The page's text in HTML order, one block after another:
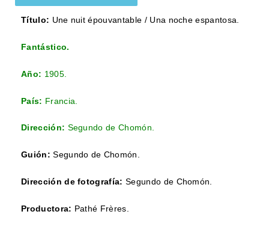
Título: Une nuit épouvantable / Una noche espantosa.
Fantástico.
Año: 1905.
País: Francia.
Dirección: Segundo de Chomón.
Guión: Segundo de Chomón.
Dirección de fotografía: Segundo de Chomón.
Productora: Pathé Frères.